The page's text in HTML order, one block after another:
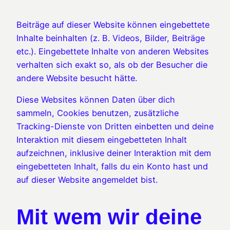
Beiträge auf dieser Website können eingebettete
Inhalte beinhalten (z. B. Videos, Bilder, Beiträge
etc.). Eingebettete Inhalte von anderen Websites
verhalten sich exakt so, als ob der Besucher die
andere Website besucht hätte.
Diese Websites können Daten über dich
sammeln, Cookies benutzen, zusätzliche
Tracking-Dienste von Dritten einbetten und deine
Interaktion mit diesem eingebetteten Inhalt
aufzeichnen, inklusive deiner Interaktion mit dem
eingebetteten Inhalt, falls du ein Konto hast und
auf dieser Website angemeldet bist.
Mit wem wir deine